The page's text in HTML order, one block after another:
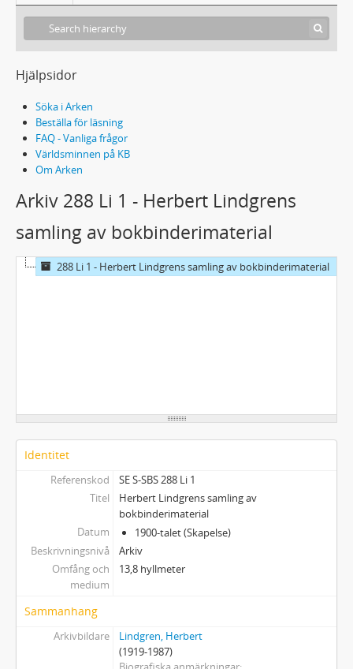
Hjälpsidor
Söka i Arken
Beställa för läsning
FAQ - Vanliga frågor
Världsminnen på KB
Om Arken
Arkiv 288 Li 1 - Herbert Lindgrens
samling av bokbinderimaterial
288 Li 1 - Herbert Lindgrens samling av bokbinderimaterial
Identitet
Referenskod
SE S-SBS 288 Li 1
Titel
Herbert Lindgrens samling av
bokbinderimaterial
Datum
1900-talet (Skapelse)
Beskrivningsnivå
Arkiv
Omfång och
medium
13,8 hyllmeter
Sammanhang
Arkivbildare
Lindgren, Herbert
(1919-1987)